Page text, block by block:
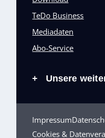
TeDo Business
Mediadaten
Abo-Service
+ Unsere
Impressum
Cookies &